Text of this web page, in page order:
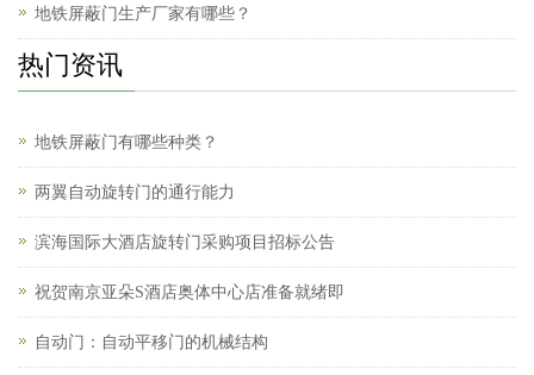
地铁屏蔽门生产厂家有哪些？
热门资讯
地铁屏蔽门有哪些种类？
两翼自动旋转门的通行能力
滨海国际大酒店旋转门采购项目招标公告
祝贺南京亚朵S酒店奥体中心店准备就绪即
自动门：自动平移门的机械结构